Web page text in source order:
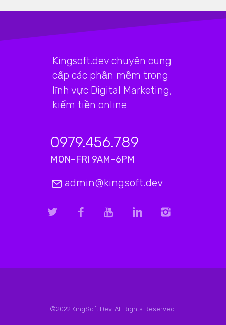
Kingsoft.dev chuyên cung
cấp các phần mềm trong
lĩnh vực Digital Marketing,
kiếm tiền online
0979.456.789
MON–FRI 9AM–6PM
admin@kingsoft.dev
©2022 KingSoft.Dev. All Rights Reserved.